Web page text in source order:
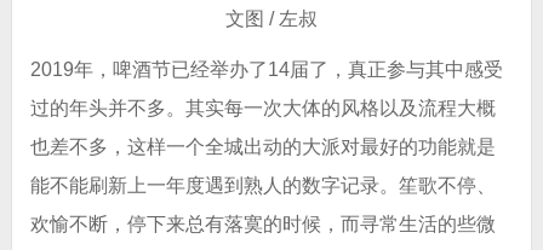
文图 / 左叔
2019年，啤酒节已经举办了14届了，真正参与其中感受
过的年头并不多。其实每一次大体的风格以及流程大概
也差不多，这样一个全城出动的大派对最好的功能就是
能不能刷新上一年度遇到熟人的数字记录。笙歌不停、
欢愉不断，停下来总有落寞的时候，而寻常生活的些微